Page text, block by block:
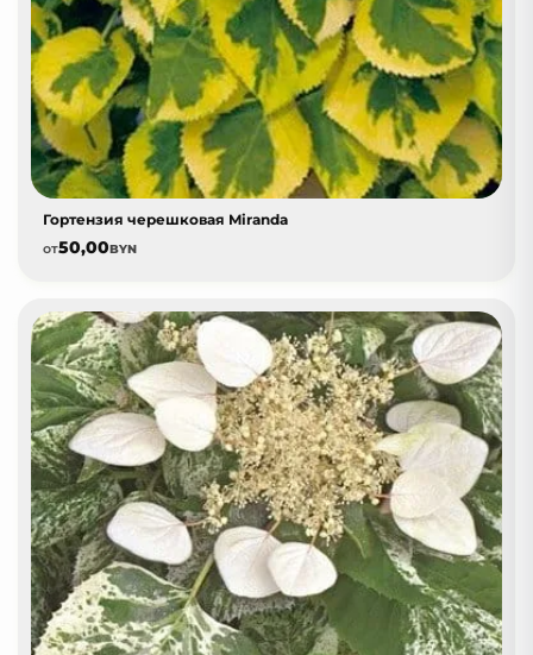
Гортензия черешковая Miranda
от50,00BYN